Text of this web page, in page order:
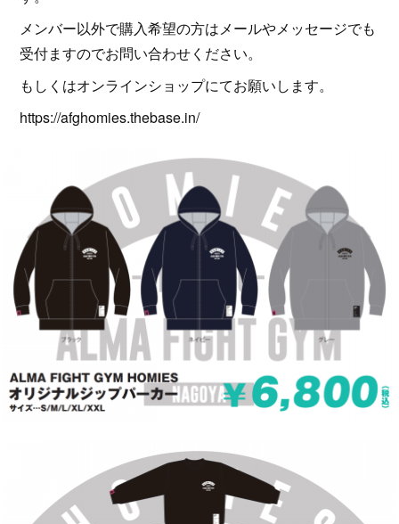
メンバー以外で購入希望の方はメールやメッセージでも
受付ますのでお問い合わせください。
もしくはオンラインショップにてお願いします。
https://afghomies.thebase.in/